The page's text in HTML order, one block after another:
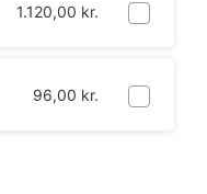
1.120,00 kr.
96,00 kr.